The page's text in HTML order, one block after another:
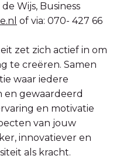
Wijs, Business
of via: 070- 427 66
zet zich actief in om
te creëren. Samen
waar iedere
gewaardeerd
en motivatie
van jouw
innovatiever en
als kracht.